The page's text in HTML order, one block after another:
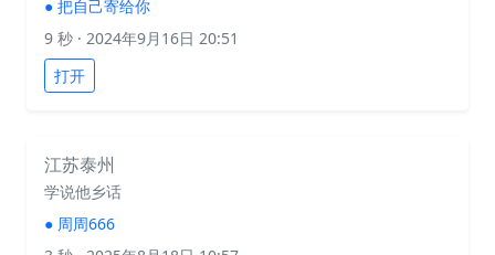
● 把自己寄给你
9 秒 · 2024年9月16日 20:51
打开
江苏泰州
学说他乡话
● 周周666